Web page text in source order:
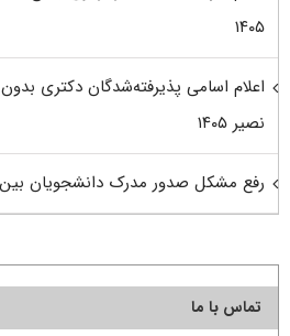
۱۴۰۵
اعلام اسامی پذیرفته‌شدگان دکتری
نصیر ۱۴۰۵
رفع مشکل صدور مدرک دانشجویان بین
تماس با ما